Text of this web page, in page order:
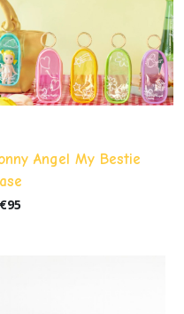
Angel My Bestie
€95